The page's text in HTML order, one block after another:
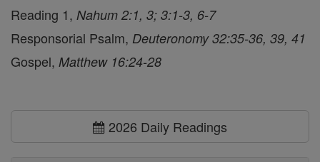
Reading 1, Nahum 2:1, 3; 3:1-3, 6-7
Responsorial Psalm, Deuteronomy 32:35-36, 39, 41
Gospel, Matthew 16:24-28
2026 Daily Readings